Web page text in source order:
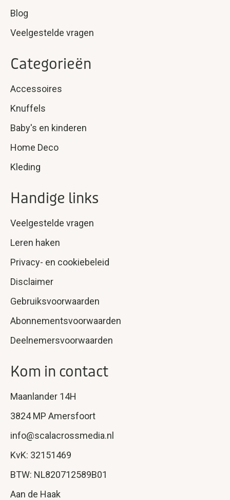
Blog
Veelgestelde vragen
Categorieën
Accessoires
Knuffels
Baby's en kinderen
Home Deco
Kleding
Handige links
Veelgestelde vragen
Leren haken
Privacy- en cookiebeleid
Disclaimer
Gebruiksvoorwaarden
Abonnementsvoorwaarden
Deelnemersvoorwaarden
Kom in contact
Maanlander 14H
3824 MP Amersfoort
info@scalacrossmedia.nl
KvK: 32151469
BTW: NL820712589B01
Aan de Haak